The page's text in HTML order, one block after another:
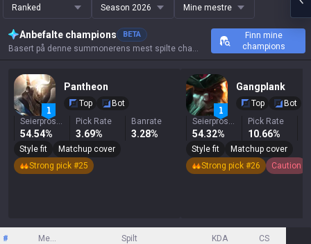
Ranked Season 2026 Mine mestre
Anbefalte champions BETA
Basert på denne summonerens mest spilte champions, resultater og nøkkelstatistikk.
Finn mine
champions
Pantheon
Top
Bot
Seierprosent
54.54%
Pick Rate
3.69%
Banrate
3.28%
Style fit
Matchup cover
Strong pick #25
Gangplank
Top
Bot
Seierprosent
54.32%
Pick Rate
10.66%
Style fit
Matchup cover
Strong pick #26
Caution
# Mester Spilt KDA CS